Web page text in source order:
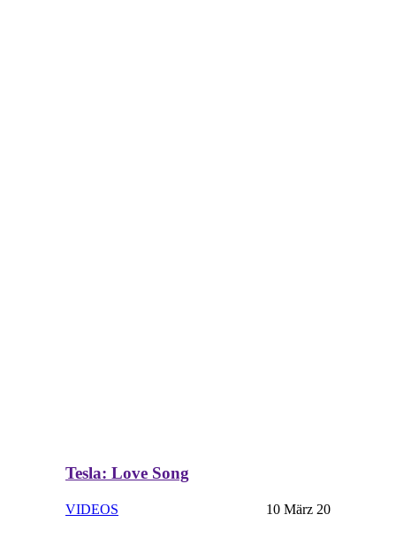
Tesla: Love Song
VIDEOS 10 März 20